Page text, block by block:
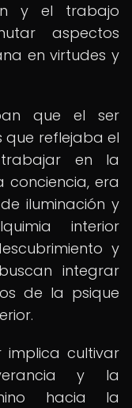
y el trabajo
aspectos
en virtudes y
que el ser
que reflejaba el
en la
conciencia, era
iluminación y
interior
y
integrar
de la psique
implica cultivar
y la
hacia la